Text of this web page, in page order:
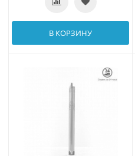
В КОРЗИНУ